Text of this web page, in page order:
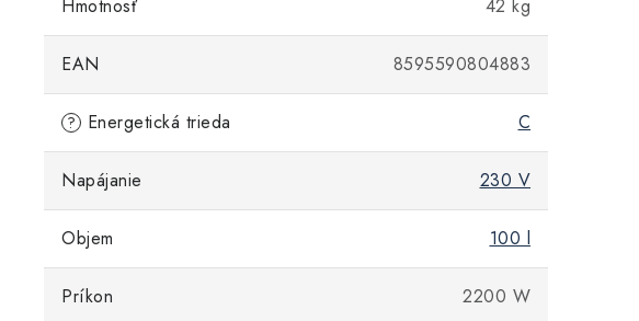
Hmotnosť 42 kg
EAN 8595590804883
? Energetická trieda C
Napájanie 230 V
Objem 100 l
Príkon 2200 W